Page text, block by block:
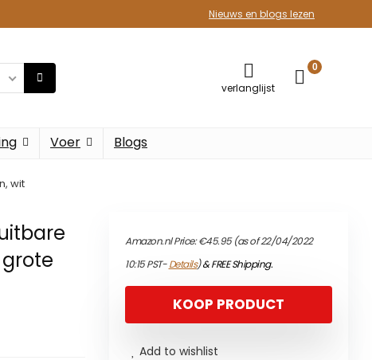
Nieuws en blogs lezen
verlanglijst
0
Voer Blogs
wit
Amazon.nl Price:€45.95(as of 22/04/2022
10:15 PST-Details)&FREE Shipping.
KOOP PRODUCT
Add to wishlist